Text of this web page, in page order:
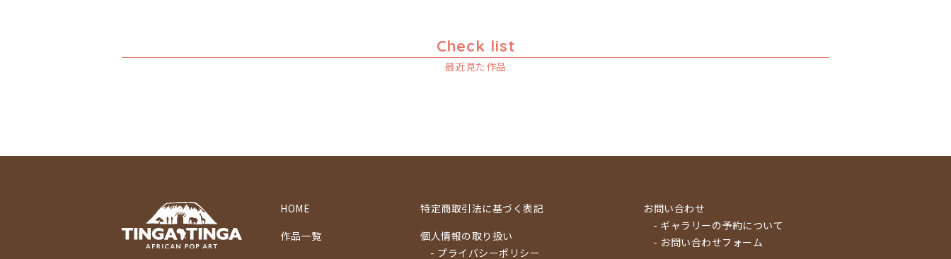
Check list
最近見た作品
HOME
作品一覧
特定商取引法に基づく表記
個人情報の取り扱い
- プライバシーポリシー
お問い合わせ
- ギャラリーの予約について
- お問い合わせフォーム